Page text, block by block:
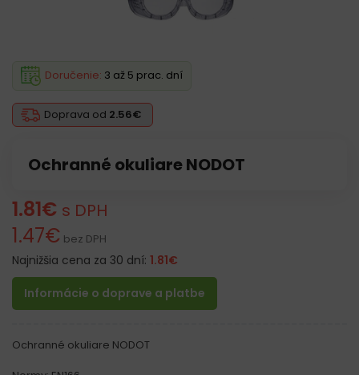
Ochranné okuliare NODOT
Doprava od 2.56€
Doručenie: 3 až 5 prac. dní
1.81€ s DPH
1.47€ bez DPH
Najnižšia cena za 30 dní: 1.81€
Informácie o doprave a platbe
Ochranné okuliare NODOT